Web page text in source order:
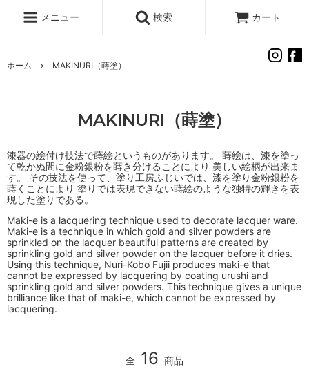
メニュー 検索 カート
ホーム MAKINURI（蒔塗）
MAKINURI（蒔塗）
漆器の絵付け技法で蒔絵というものがあります。 蒔絵は、漆を塗っ
て乾かぬ間に金粉銀粉を蒔き分けることにより 美しい絵柄が出来ま
す。 その技法を使って、塗り工房ふじいでは、漆を塗り金粉銀粉を
蒔くことにより 塗りでは表現できない蒔絵のような独特の輝きを表
現した塗りである。
Maki-e is a lacquering technique used to decorate lacquer ware.
Maki-e is a technique in which gold and silver powders are
sprinkled on the lacquer beautiful patterns are created by
sprinkling gold and silver powder on the lacquer before it dries.
Using this technique, Nuri-Kobo Fujii produces maki-e that
cannot be expressed by lacquering by coating urushi and
sprinkling gold and silver powders. This technique gives a unique
brilliance like that of maki-e, which cannot be expressed by
lacquering.
全 16 商品